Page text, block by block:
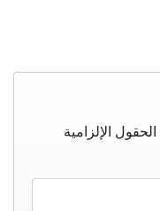
الحقول الإلزامية